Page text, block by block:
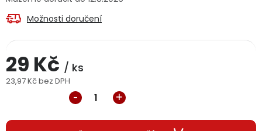
Doprava a platba
Reklamační formulář
Obchodní podmínky Reklamační řád
Možnosti doručení
29 Kč / ks
23,97 Kč bez DPH